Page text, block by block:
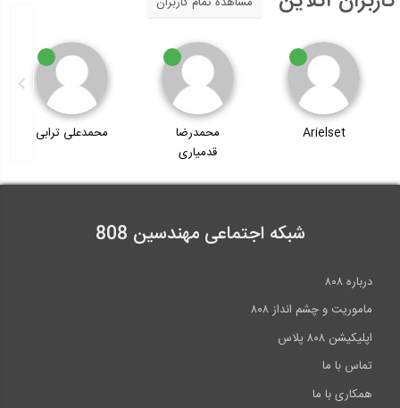
Arielset
محمدرضا
قدمیاری
محمدعلی ترابی
شبکه اجتماعی مهندسین 808
درباره ۸۰۸
ماموریت و چشم انداز ۸۰۸
اپلیکیشن ۸۰۸ پلاس
تماس با ما
همکاری با ما